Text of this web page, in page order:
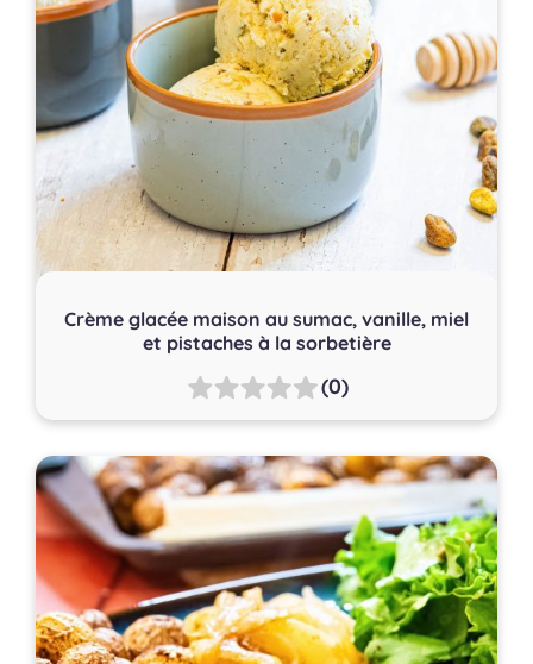
Crème glacée maison au sumac, vanille, miel
et pistaches à la sorbetière
(0)